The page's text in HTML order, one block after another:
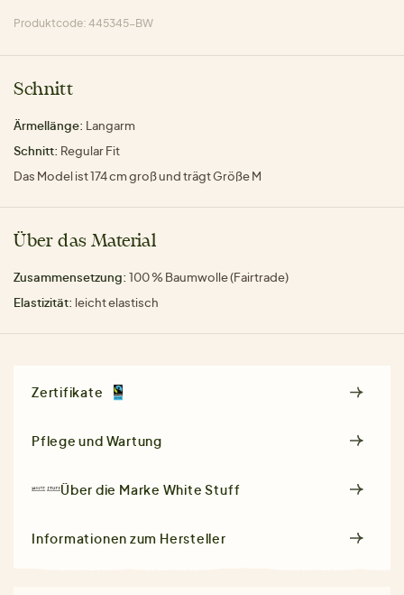
Produktcode: 445345-BW
Schnitt
Ärmellänge: Langarm
Schnitt: Regular Fit
Das Model ist 174 cm groß und trägt Größe M
Über das Material
Zusammensetzung: 100 % Baumwolle (Fairtrade)
Elastizität: leicht elastisch
Zertifikate
Pflege und Wartung
Über die Marke White Stuff
Informationen zum Hersteller